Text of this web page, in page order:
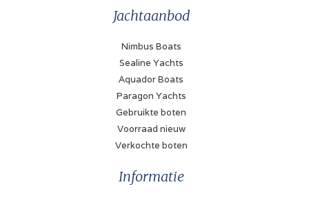
Jachtaanbod
Nimbus Boats
Sealine Yachts
Aquador Boats
Paragon Yachts
Gebruikte boten
Voorraad nieuw
Verkochte boten
Informatie